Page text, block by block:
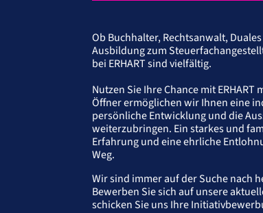
Ob Buchhalter, Rechtsanwalt,
Ausbildung zum
bei ERHART sind vielfältig.
Nutzen Sie Ihre Chance mit
Öffner ermöglichen wir Ihnen eine
persönliche Entwicklung und die
weiterzubringen. Ein starkes und
Erfahrung und eine ehrliche
Weg.
Wir sind immer auf der Suche nach
Bewerben Sie sich auf unsere
schicken Sie uns Ihre